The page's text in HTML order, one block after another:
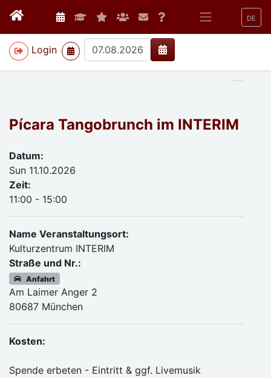
DE
Login
>
Pícara Tangobrunch im INTERIM
Datum:
Sun 11.10.2026
Zeit:
11:00 - 15:00
Name Veranstaltungsort:
Kulturzentrum INTERIM
Straße und Nr.:
Anfahrt
Am Laimer Anger 2
80687 München
Kosten:
Spende erbeten - Eintritt & ggf. Livemusik